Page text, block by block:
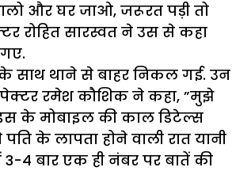
और घर जाओ, जरूरत पड़ी तो
रोहित सारस्वत ने उस से कहा
साथ थाने से बाहर निकल गई. उन
रमेश कौशिक ने कहा, ”मुझे
के मोबाइल की काल डिटेल्स
के लापता होने वाली रात यानी
3-4 बार एक ही नंबर पर बातें की